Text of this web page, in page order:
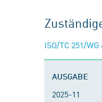
ISO/TC 251/WG
AUSGABE
2025-11